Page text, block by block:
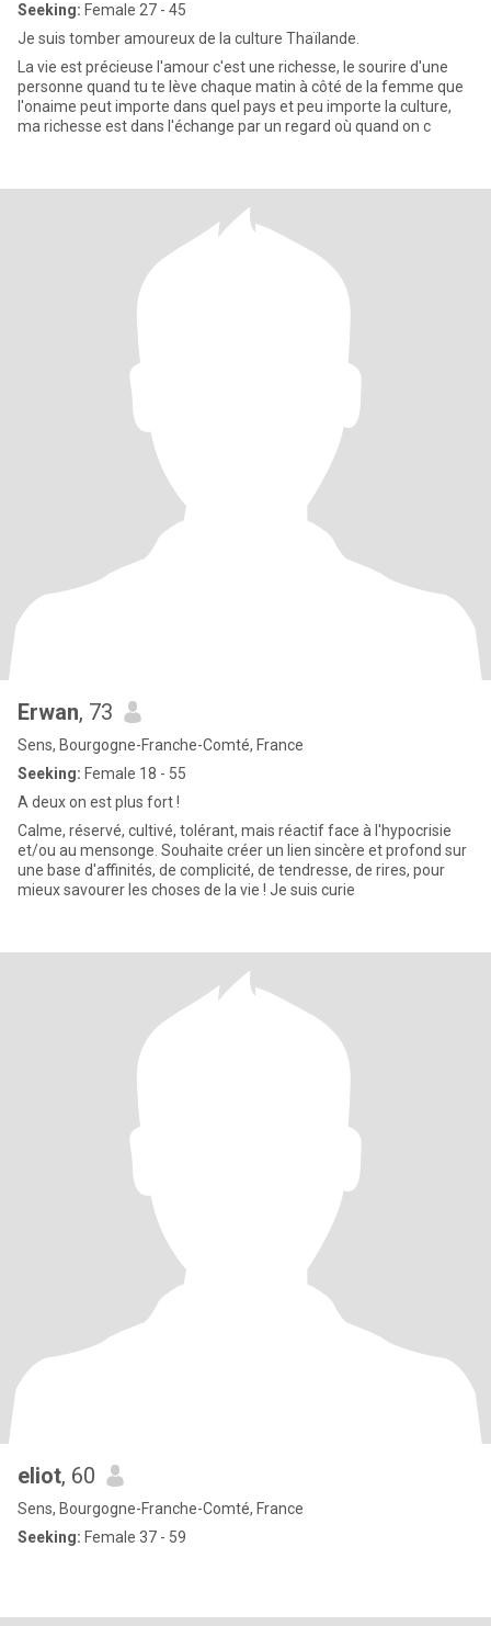
Seeking: Female 27 - 45
Je suis tomber amoureux de la culture Thaïlande.
La vie est précieuse l'amour c'est une richesse, le sourire d'une
personne quand tu te lève chaque matin à côté de la femme que
l'onaime peut importe dans quel pays et peu importe la culture,
ma richesse est dans l'échange par un regard où quand on c
Erwan, 73
Sens, Bourgogne-Franche-Comté, France
Seeking: Female 18 - 55
A deux on est plus fort !
Calme, réservé, cultivé, tolérant, mais réactif face à l'hypocrisie
et/ou au mensonge. Souhaite créer un lien sincère et profond sur
une base d'affinités, de complicité, de tendresse, de rires, pour
mieux savourer les choses de la vie ! Je suis curie
eliot, 60
Sens, Bourgogne-Franche-Comté, France
Seeking: Female 37 - 59